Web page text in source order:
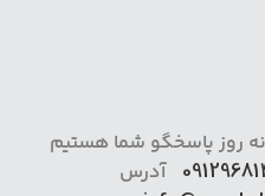
ساعت شبانه روز پاسخگو شما هستیم
آدرس